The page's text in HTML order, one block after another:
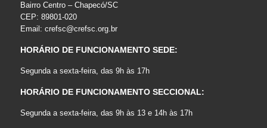
Bairro Centro – Chapecó/SC
CEP: 89801-020
Email: crefsc@crefsc.org.br
HORÁRIO DE FUNCIONAMENTO SEDE:
Segunda a sexta-feira, das 9h às 17h
HORÁRIO DE FUNCIONAMENTO SECCIONAL:
Segunda a sexta-feira, das 9h às 13 e 14h às 17h